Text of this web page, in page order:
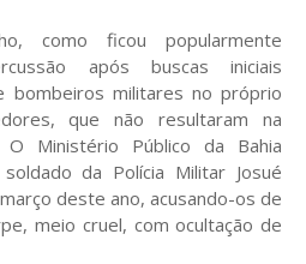
como ficou popularmente
após buscas iniciais
bombeiros militares no próprio
que não resultaram na
O Ministério Público da Bahia
da Polícia Militar Josué
deste ano, acusando-os de
meio cruel, com ocultação de